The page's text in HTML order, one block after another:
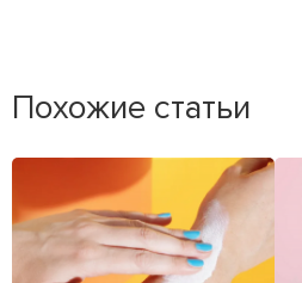
Похожие статьи